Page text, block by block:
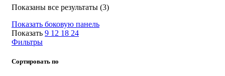
Показаны все результаты (3)Цены:
Показать боковую панель
Показать 9 12 18 24
Фильтры
Сортировать по